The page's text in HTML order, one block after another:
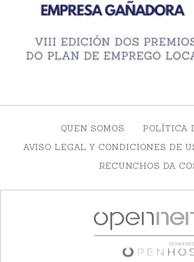
QUEN SOMOS
POLÍTICA
AVISO LEGAL Y CONDICIONES DE
RECUNCHOS DA